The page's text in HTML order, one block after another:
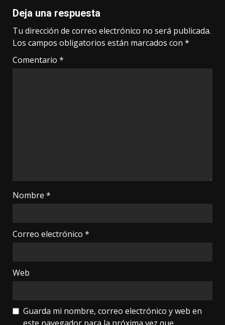
Deja una respuesta
Tu dirección de correo electrónico no será publicada.
Los campos obligatorios están marcados con *
Comentario *
Nombre *
Correo electrónico *
Web
Guarda mi nombre, correo electrónico y web en